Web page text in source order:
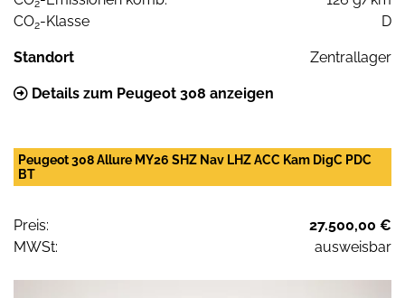
2
CO2-Klasse D
Standort Zentrallager
Details zum Peugeot 308 anzeigen
Peugeot 308 Allure MY26 SHZ Nav LHZ ACC Kam DigC PDC
BT
Preis:
27.500,00 €
MWSt:
ausweisbar